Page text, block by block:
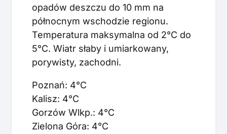
opadów deszczu do 10 mm na
północnym wschodzie regionu.
Temperatura maksymalna od 2°C do
5°C. Wiatr słaby i umiarkowany,
porywisty, zachodni.
Poznań: 4°C
Kalisz: 4°C
Gorzów Wlkp.: 4°C
Zielona Góra: 4°C